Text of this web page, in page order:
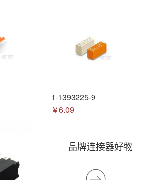
1-1393225-9
￥6.09
品牌连接器好物